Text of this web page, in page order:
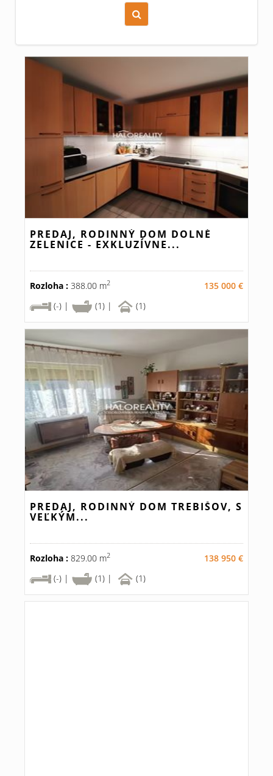
Zoraď podľa času pridania
PREDAJ, RODINNÝ DOM DOLNÉ
ZELENICE - EXKLUZÍVNE...
Rozloha : 388.00 m2
135 000 €
(-) |
(1) | (1)
PREDAJ, RODINNÝ DOM TREBIŠOV, S
VEĽKÝM...
Rozloha : 829.00 m2
138 950 €
(-) |
(1) | (1)